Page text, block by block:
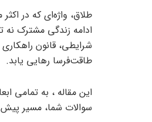
طلاق، واژه‌ای که در
ادامه زندگی مشترک نه
شرایطی، قانون
طاقت‌فرسا رهایی یابد.
این مقاله ، به تمامی
سوالات شما، مسیر